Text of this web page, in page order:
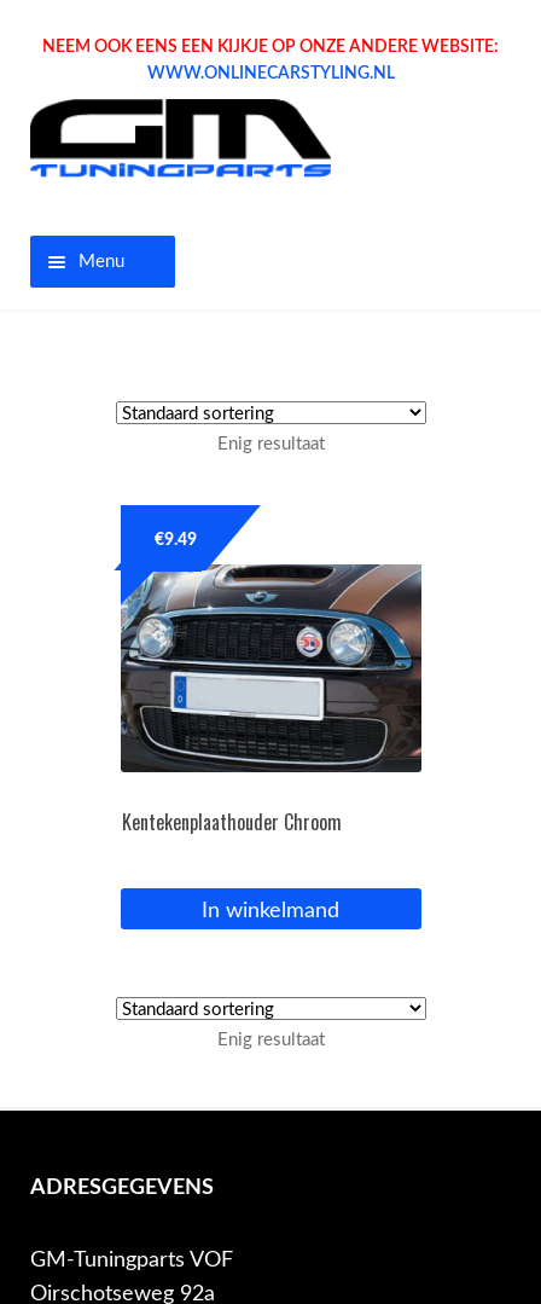
NEEM OOK EENS EEN KIJKJE OP ONZE ANDERE WEBSITE:
WWW.ONLINECARSTYLING.NL
Menu
Tuning parts
OPC Line
Bedrijfswagen parts
Inloggen / Registreren
Enig resultaat
Kentekenplaathouder Chroom
€9.49
In winkelmand
Enig resultaat
ADRESGEGEVENS
GM-Tuningparts VOF
Oirschotseweg 92a